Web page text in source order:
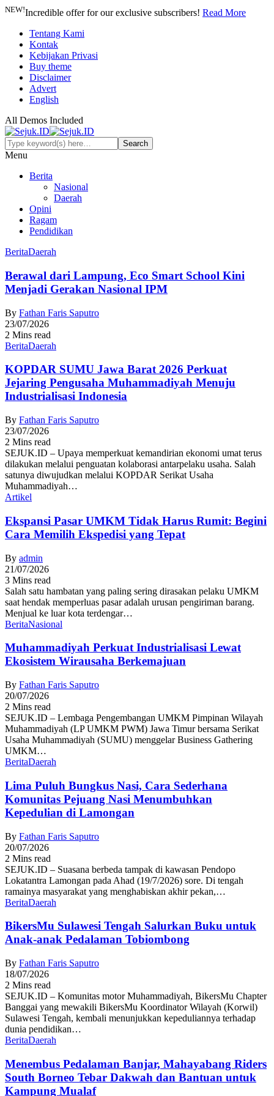
NEW!Incredible offer for our exclusive subscribers! Read More
Tentang Kami
Kontak
Kebijakan Privasi
Buy theme
Disclaimer
Advert
English
All Demos Included
Menu
Berita
Nasional
Daerah
Opini
Ragam
Pendidikan
BeritaDaerah
Berawal dari Lampung, Eco Smart School Kini
Menjadi Gerakan Nasional IPM
By Fathan Faris Saputro
23/07/2026
2 Mins read
BeritaDaerah
KOPDAR SUMU Jawa Barat 2026 Perkuat
Jejaring Pengusaha Muhammadiyah Menuju
Industrialisasi Indonesia
By Fathan Faris Saputro
23/07/2026
2 Mins read
SEJUK.ID – Upaya memperkuat kemandirian ekonomi umat terus
dilakukan melalui penguatan kolaborasi antarpelaku usaha. Salah
satunya diwujudkan melalui KOPDAR Serikat Usaha
Muhammadiyah…
Artikel
Ekspansi Pasar UMKM Tidak Harus Rumit: Begini
Cara Memilih Ekspedisi yang Tepat
By admin
21/07/2026
3 Mins read
Salah satu hambatan yang paling sering dirasakan pelaku UMKM
saat hendak memperluas pasar adalah urusan pengiriman barang.
Menjual ke luar kota terdengar…
BeritaNasional
Muhammadiyah Perkuat Industrialisasi Lewat
Ekosistem Wirausaha Berkemajuan
By Fathan Faris Saputro
20/07/2026
2 Mins read
SEJUK.ID – Lembaga Pengembangan UMKM Pimpinan Wilayah
Muhammadiyah (LP UMKM PWM) Jawa Timur bersama Serikat
Usaha Muhammadiyah (SUMU) menggelar Business Gathering
UMKM…
BeritaDaerah
Lima Puluh Bungkus Nasi, Cara Sederhana
Komunitas Pejuang Nasi Menumbuhkan
Kepedulian di Lamongan
By Fathan Faris Saputro
20/07/2026
2 Mins read
SEJUK.ID – Suasana berbeda tampak di kawasan Pendopo
Lokatantra Lamongan pada Ahad (19/7/2026) sore. Di tengah
ramainya masyarakat yang menghabiskan akhir pekan,…
BeritaDaerah
BikersMu Sulawesi Tengah Salurkan Buku untuk
Anak-anak Pedalaman Tobiombong
By Fathan Faris Saputro
18/07/2026
2 Mins read
SEJUK.ID – Komunitas motor Muhammadiyah, BikersMu Chapter
Banggai yang mewakili BikersMu Koordinator Wilayah (Korwil)
Sulawesi Tengah, kembali menunjukkan kepeduliannya terhadap
dunia pendidikan…
BeritaDaerah
Menembus Pedalaman Banjar, Mahayabang Riders
South Borneo Tebar Dakwah dan Bantuan untuk
Kampung Mualaf